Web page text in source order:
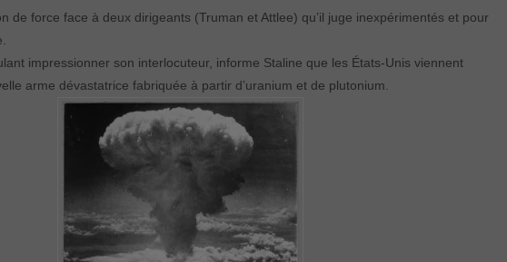
de force face à deux dirigeants (Truman et Attlee) qu’il juge inexpérimentés et pour
impressionner son interlocuteur, informe Staline que les États-Unis viennent
arme dévastatrice fabriquée à partir d’uranium et de plutonium.